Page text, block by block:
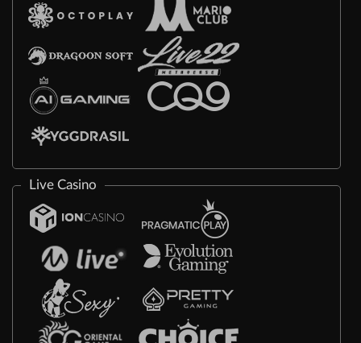
Live Casino